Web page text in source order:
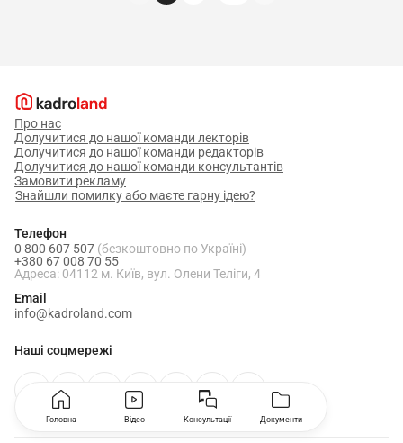
Про нас
Долучитися до нашої команди лекторів
Долучитися до нашої команди редакторів
Долучитися до нашої команди консультантів
Замовити рекламу
Знайшли помилку або маєте гарну ідею?
Телефон
0 800 607 507 (безкоштовно по Україні)
+380 67 008 70 55
Адреса: 04112 м. Київ, вул. Олени Теліги, 4
Email
info@kadroland.com
Наші соцмережі
Головна Відео Консультації Документи